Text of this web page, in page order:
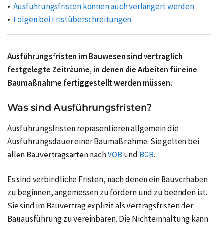
Ausführungsfristen können auch verlängert werden
Folgen bei Fristüberschreitungen
Ausführungsfristen im Bauwesen sind vertraglich
festgelegte Zeiträume, in denen die Arbeiten für eine
Baumaßnahme fertiggestellt werden müssen.
Was sind Ausführungsfristen?
Ausführungsfristen repräsentieren allgemein die
Ausführungsdauer einer Baumaßnahme. Sie gelten bei
allen Bauvertragsarten nachVOB und BGB.
Es sind verbindliche Fristen, nach denen ein Bauvorhaben
zu beginnen, angemessen zu fördern und zu beenden ist.
Sie sind im Bauvertrag explizit als Vertragsfristen der
Bauausführung zu vereinbaren. Die Nichteinhaltung kann